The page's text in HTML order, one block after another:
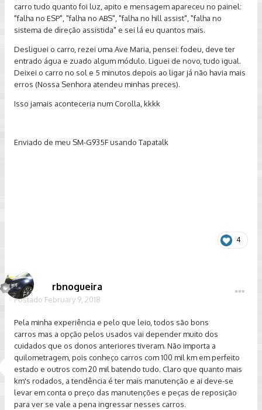
carro tudo quanto foi luz, apito e mensagem apareceu no painel:
"falha no ESP", "falha no ABS", "falha no hill assist", "falha no
sistema de direção assistida" e sei lá eu quantos mais.
Desliguei o carro, rezei uma Ave Maria, pensei: fodeu, deve ter
entrado água e zuado algum módulo. Liguei de novo, tudo igual.
Deixei o carro no sol e 5 minutos depois ao ligar já não havia mais
erros (Nossa Senhora atendeu minhas preces).
Isso jamais aconteceria num Corolla, kkkk
Enviado de meu SM-G935F usando Tapatalk
4
rbnogueira
Postado February 9, 2018
Pela minha experiência e pelo que leio, todos são bons
carros mas a opção pelos usados vai depender muito dos
cuidados que os donos anteriores tiveram. Não importa a
quilometragem, pois conheço carros com 100 mil km em perfeito
estado e outros com 20 mil batendo tudo. Claro que quanto mais
km's rodados, a tendência é ter mais manutenção e ai deve-se
levar em conta o preço das manutenções e peças de reposição
para ver se vale a pena ingressar nesses carros.